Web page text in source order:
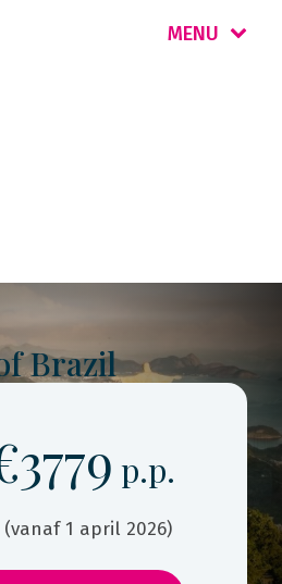
MENU
Brazil
p.p.
(vanaf 1 april 2026)